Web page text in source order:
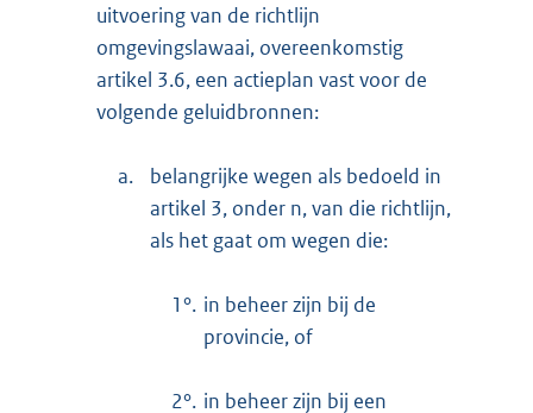
uitvoering van de richtlijn
omgevingslawaai, overeenkomstig
artikel 3.6, een actieplan vast voor de
volgende geluidbronnen:
a.
belangrijke wegen als bedoeld in
artikel 3, onder n, van die richtlijn,
als het gaat om wegen die:
1°. in beheer zijn bij de
provincie, of
2°. in beheer zijn bij een